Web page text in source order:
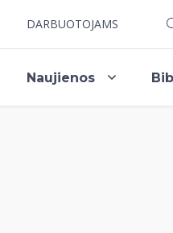
DARBUOTOJAMS
Naujienos